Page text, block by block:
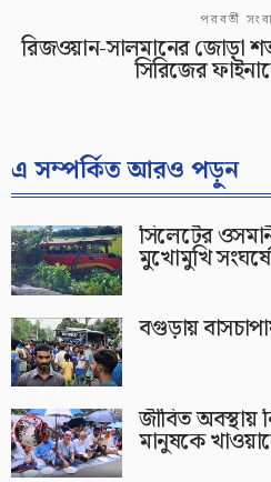
পরবর্তী
রিজওয়ান-সালমানের জোড়া
সিরিজের
এ সম্পর্কিত আরও পড়ুন
সিলেটের
মুখোমুখি
বগুড়ায়
জীবিত অবস্থায়
মানুষকে